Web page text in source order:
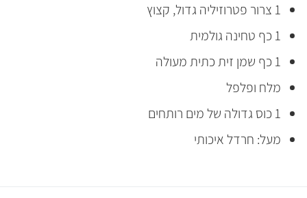
1 צרור פטרוזיליה גדול, קצוץ
1 כף טחינה גולמית
1 כף שמן זית כתית מעולה
מלח ופלפל
1 כוס גדולה של מים רותחים
מעל: חרדל איכותי